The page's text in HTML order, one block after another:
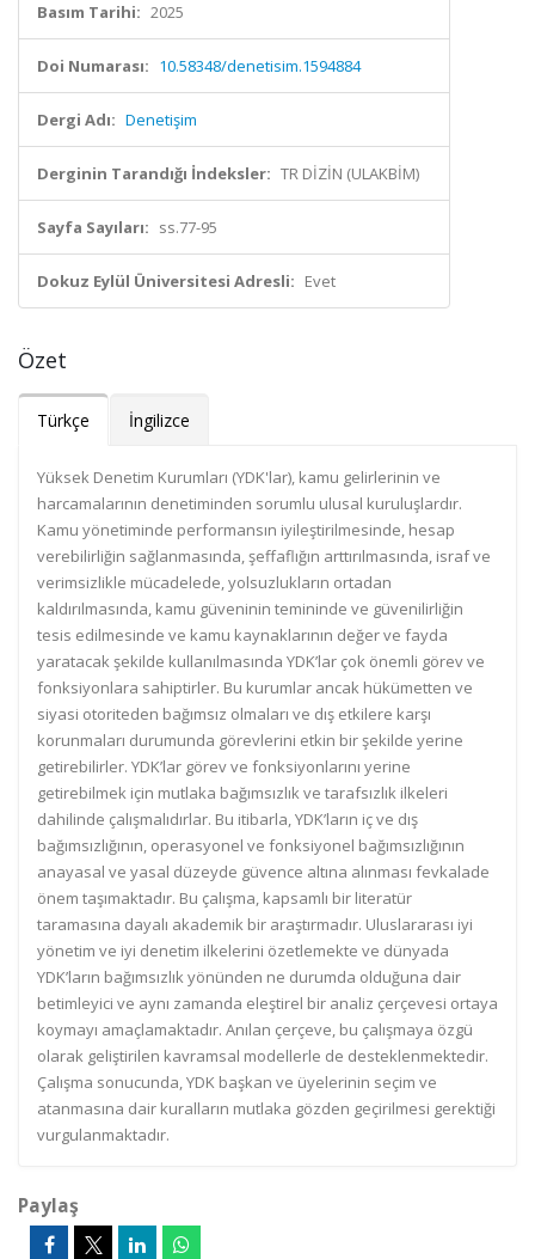
Basım Tarihi: 2025
Doi Numarası: 10.58348/denetisim.1594884
Dergi Adı: Denetişim
Derginin Tarandığı İndeksler: TR DİZİN (ULAKBİM)
Sayfa Sayıları: ss.77-95
Dokuz Eylül Üniversitesi Adresli: Evet
Özet
Türkçe İngilizce
Yüksek Denetim Kurumları (YDK'lar), kamu gelirlerinin ve
harcamalarının denetiminden sorumlu ulusal kuruluşlardır.
Kamu yönetiminde performansın iyileştirilmesinde, hesap
verebilirliğin sağlanmasında, şeffaflığın arttırılmasında, israf ve
verimsizlikle mücadelede, yolsuzlukların ortadan
kaldırılmasında, kamu güveninin temininde ve güvenilirliğin
tesis edilmesinde ve kamu kaynaklarının değer ve fayda
yaratacak şekilde kullanılmasında YDK’lar çok önemli görev ve
fonksiyonlara sahiptirler. Bu kurumlar ancak hükümetten ve
siyasi otoriteden bağımsız olmaları ve dış etkilere karşı
korunmaları durumunda görevlerini etkin bir şekilde yerine
getirebilirler. YDK’lar görev ve fonksiyonlarını yerine
getirebilmek için mutlaka bağımsızlık ve tarafsızlık ilkeleri
dahilinde çalışmalıdırlar. Bu itibarla, YDK’ların iç ve dış
bağımsızlığının, operasyonel ve fonksiyonel bağımsızlığının
anayasal ve yasal düzeyde güvence altına alınması fevkalade
önem taşımaktadır. Bu çalışma, kapsamlı bir literatür
taramasına dayalı akademik bir araştırmadır. Uluslararası iyi
yönetim ve iyi denetim ilkelerini özetlemekte ve dünyada
YDK’ların bağımsızlık yönünden ne durumda olduğuna dair
betimleyici ve aynı zamanda eleştirel bir analiz çerçevesi ortaya
koymayı amaçlamaktadır. Anılan çerçeve, bu çalışmaya özgü
olarak geliştirilen kavramsal modellerle de desteklenmektedir.
Çalışma sonucunda, YDK başkan ve üyelerinin seçim ve
atanmasına dair kuralların mutlaka gözden geçirilmesi gerektiği
vurgulanmaktadır.
Paylaş